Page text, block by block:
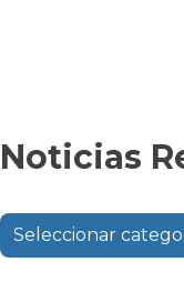
Noticias
Seleccionar